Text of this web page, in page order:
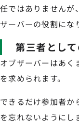
任ではありませんが
ザーバーの役割にな
第三者とし
オブザーバーはあく
を求められます。
できるだけ参加者か
を忘れないようにし